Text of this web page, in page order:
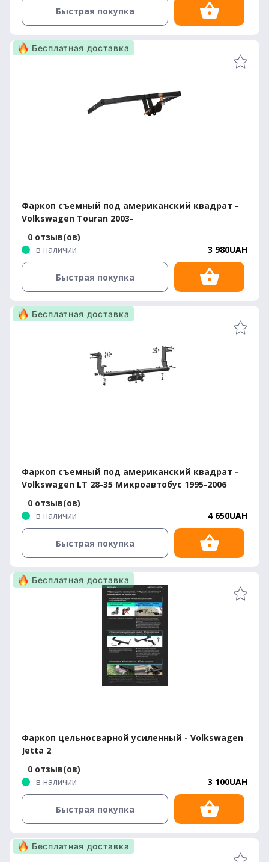
Быстрая покупка
Фаркоп съемный под американский квадрат -
Volkswagen Touran 2003-
0 отзыв(ов)
в наличии
3 980UAH
Бесплатная доставка
Быстрая покупка
Фаркоп съемный под американский квадрат -
Volkswagen LT 28-35 Микроавтобус 1995-2006
0 отзыв(ов)
в наличии
4 650UAH
Бесплатная доставка
Быстрая покупка
Фаркоп цельносварной усиленный - Volkswagen
Jetta 2
0 отзыв(ов)
в наличии
3 100UAH
Бесплатная доставка
Быстрая покупка
Бесплатная доставка